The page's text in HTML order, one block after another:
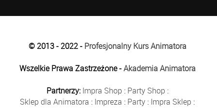
© 2013 - 2022 - Profesjonalny Kurs Animatora
Wszelkie Prawa Zastrzeżone -Akademia Animatora
Partnerzy: Impra Shop : Party Shop :
Sklep dla Animatora : Impreza : Party : Impra Sklep :